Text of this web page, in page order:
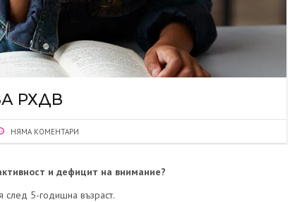
РХДВ
НЯМА КОМЕНТАРИ
и дефицит на внимание?
след 5-годишна възраст.